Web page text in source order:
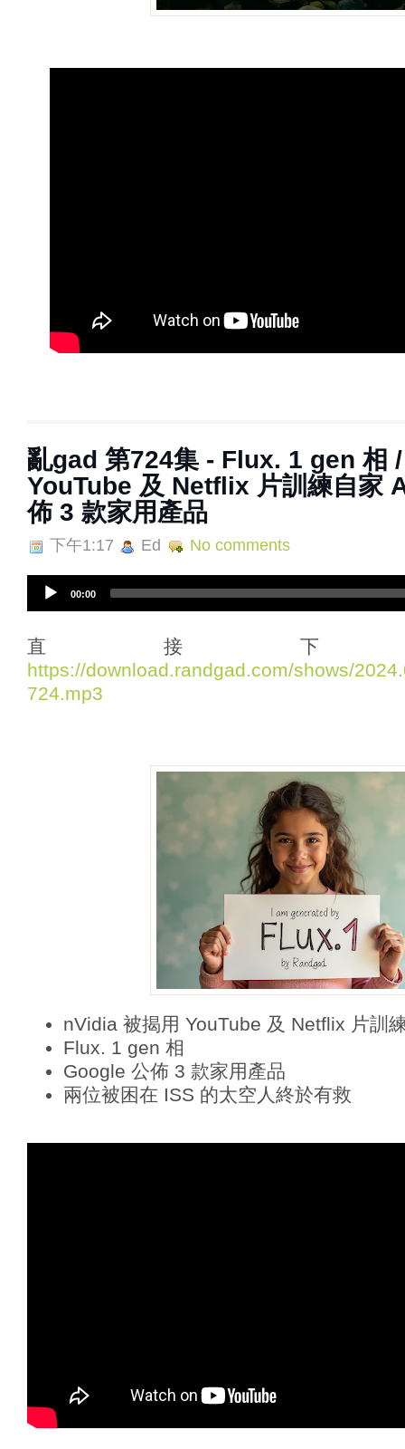
亂‌‌‌gad‌‌‌ ‌‌‌‌‌第724集 - Flux. 1 gen 相
YouTube 及 Netflix 片訓練自家
佈 3 款家用產品
下午1:17 Ed No comments
i
o
P
l
00:00
直接
https://download.randgad.com/shows/
724.mp3
nVidia 被揭用 YouTube 及 Netflix 片訓
Flux. 1 gen 相
Google 公佈 3 款家用產品
兩位被困在 ISS 的太空人終於有救